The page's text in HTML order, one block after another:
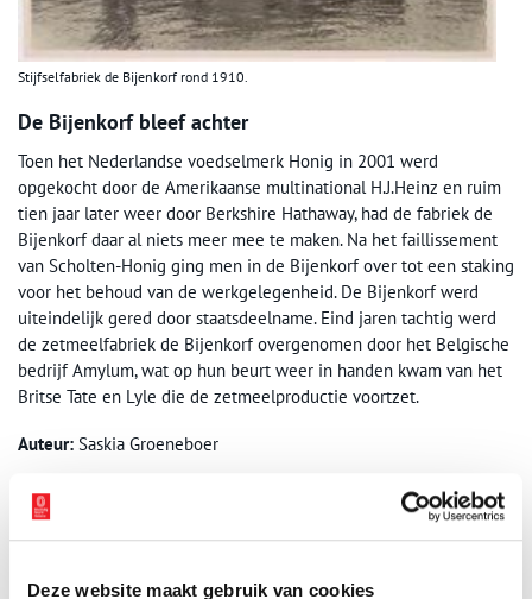
Deze website maakt gebruik van cookies
Stijfselfabriek de Bijenkorf rond 1910.
De Bijenkorf bleef achter
Toen het Nederlandse voedselmerk Honig in 2001 werd
opgekocht door de Amerikaanse multinational H.J.Heinz en ruim
tien jaar later weer door Berkshire Hathaway, had de fabriek de
Bijenkorf daar al niets meer mee te maken. Na het faillissement
van Scholten-Honig ging men in de Bijenkorf over tot een staking
voor het behoud van de werkgelegenheid. De Bijenkorf werd
uiteindelijk gered door staatsdeelname. Eind jaren tachtig werd
de zetmeelfabriek de Bijenkorf overgenomen door het Belgische
bedrijf Amylum, wat op hun beurt weer in handen kwam van het
Britse Tate en Lyle die de zetmeelproductie voortzet.
Auteur: Saskia Groeneboer
Bronnen
Honig Geschiedenis